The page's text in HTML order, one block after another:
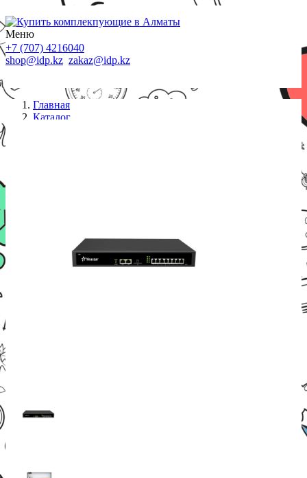
Меню
+7 (707) 4216040
shop@idp.kz zakaz@idp.kz
Главная
Каталог